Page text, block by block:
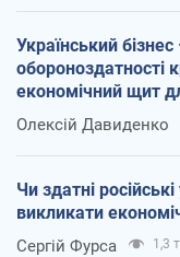
Український
обороноздатності
економічний щит
Олексій Давиденко
Чи здатні
викликати
Сергій Фурса 1,3 т.